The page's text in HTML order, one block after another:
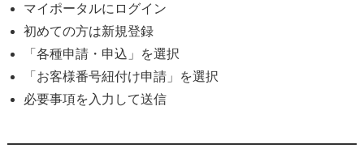
マイポータルにログイン
初めての方は新規登録
「各種申請・申込」を選択
「お客様番号紐付け申請」を選択
必要事項を入力して送信